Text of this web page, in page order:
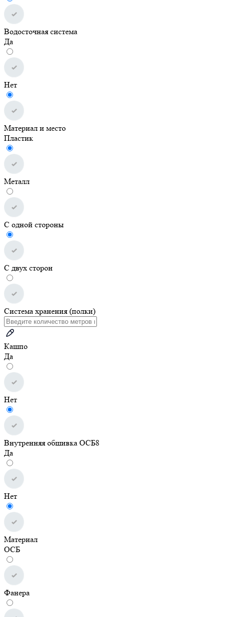
Водосточная система
Да
Нет
Материал и место
Пластик
Металл
С одной стороны
С двух сторон
Система хранения (полки)
Кашпо
Да
Нет
Внутренняя обшивка ОСБ8
Да
Нет
Материал
ОСБ
Фанера